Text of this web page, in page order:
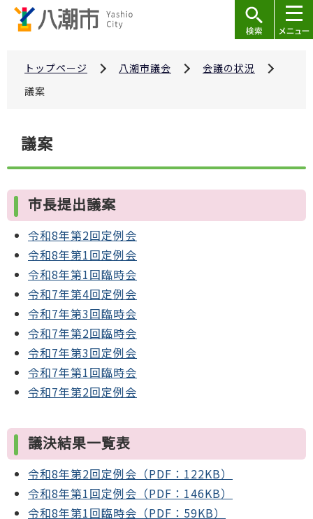
トップページ 八潮市議会
会議の状況
議案
こ
こ
ら
議案
市長提出議案
令和8年第2回定例会
令和8年第1回定例会
令和8年第1回臨時会
令和7年第4回定例会
令和7年第3回臨時会
令和7年第2回臨時会
令和7年第3回定例会
令和7年第1回臨時会
令和7年第2回定例会
議決結果一覧表
令和8年第2回定例会（PDF：122KB）
令和8年第1回定例会（PDF：146KB）
令和8年第1回臨時会（PDF：59KB）